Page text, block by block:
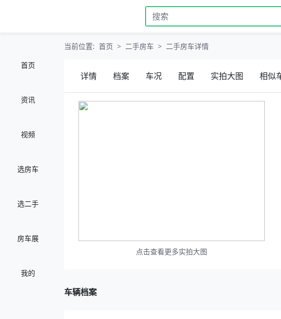
首页
资讯
视频
选房车
选二手
房车展
我的
当前位置: 首页 二手房车 二手房车详情
详情 档案 车况 配置 实拍大图 相似
点击查看更多实拍大图
车辆档案